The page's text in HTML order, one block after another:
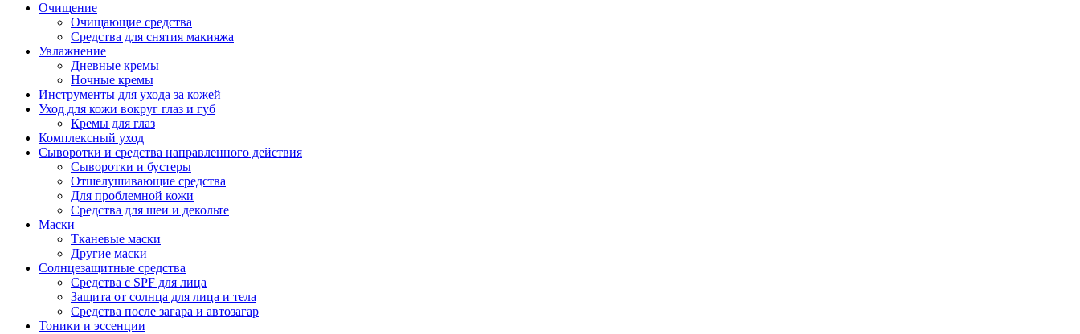
Очищение
Очищающие средства
Средства для снятия макияжа
Увлажнение
Дневные кремы
Ночные кремы
Инструменты для ухода за кожей
Уход для кожи вокруг глаз и губ
Кремы для глаз
Комплексный уход
Сыворотки и средства направленного действия
Сыворотки и бустеры
Отшелушивающие средства
Для проблемной кожи
Средства для шеи и декольте
Маски
Тканевые маски
Другие маски
Солнцезащитные средства
Средства с SPF для лица
Защита от солнца для лица и тела
Средства после загара и автозагар
Тоники и эссенции